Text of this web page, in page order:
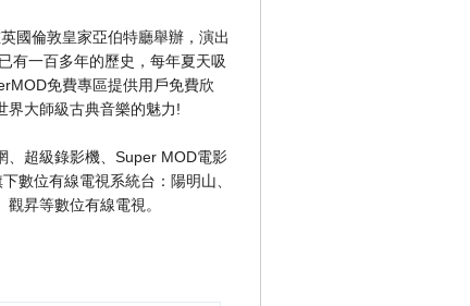
國倫敦皇家亞伯特廳舉辦，演出
有一百多年的歷史，每年夏天吸
免費專區提供用戶免費欣
界大師級古典音樂的魅力!
、超級錄影機、Super MOD電影
數位有線電視系統台：陽明山、
昇等數位有線電視。